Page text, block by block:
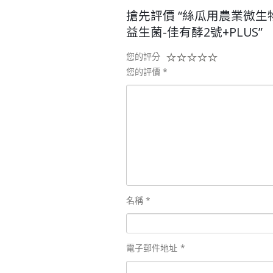
搶先評價 “絲瓜用農業微生
益生菌-佳有酵2號+PLUS”
您的評分
您的評價*
名稱*
電子郵件地址 *